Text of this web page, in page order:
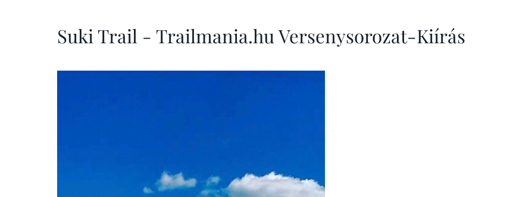
Suki Trail - Trailmania.hu Versenysorozat-Kiírás